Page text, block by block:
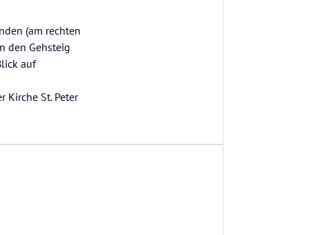
(am rechten
den Gehsteig
auf
Kirche St. Peter